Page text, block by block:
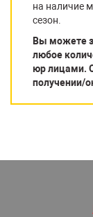
на наличие
сезон.
Вы можете
любое
юр лицами.
получении/